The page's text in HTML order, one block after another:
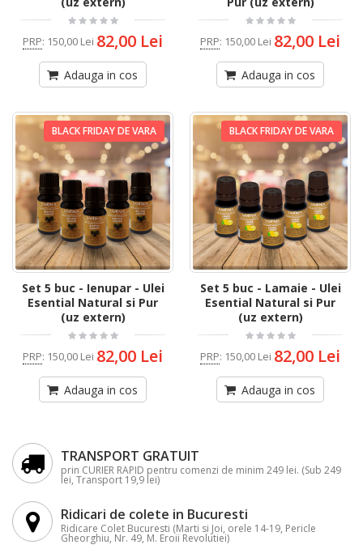
PRP: 150,00 Lei 82,00 Lei
Adauga in cos
PRP: 150,00 Lei 82,00 Lei
Adauga in cos
BLACK FRIDAY DE VARA
Set 5 buc - Ienupar - Ulei
Esential Natural si Pur
(uz extern)
PRP: 150,00 Lei 82,00 Lei
Adauga in cos
BLACK FRIDAY DE VARA
Set 5 buc - Lamaie - Ulei
Esential Natural si Pur
(uz extern)
PRP: 150,00 Lei 82,00 Lei
Adauga in cos
TRANSPORT GRATUIT
prin CURIER RAPID pentru comenzi de minim 249 lei. (Sub 249
lei, Transport 19,9 lei)
Ridicari de colete in Bucuresti
Ridicare Colet Bucuresti (Marti si Joi, orele 14-19, Pericle
Gheorghiu, Nr. 49, M. Eroii Revolutiei)